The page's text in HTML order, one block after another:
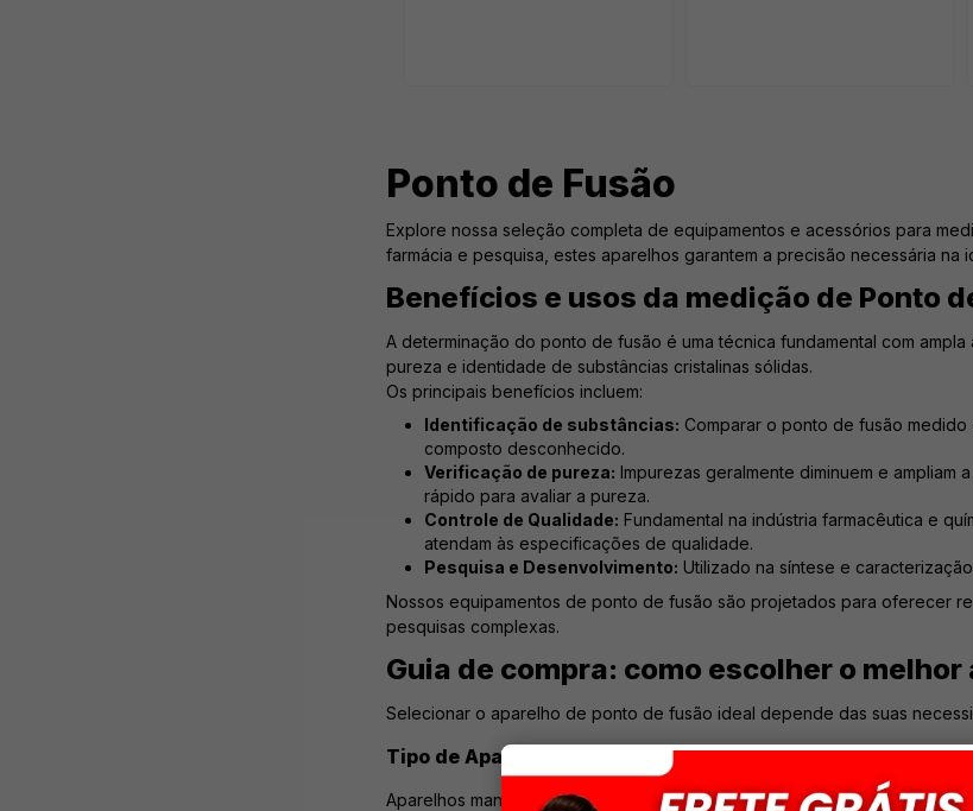
Ponto de Fusão
Explore nossa seleção completa de equipamentos e acessórios para
farmácia e pesquisa, estes aparelhos garantem a precisão necessária
Benefícios e usos da medição de Ponto
A determinação do ponto de fusão é uma técnica fundamental com
pureza e identidade de substâncias cristalinas sólidas.
Os principais benefícios incluem:
Identificação de substâncias: Comparar o ponto de fusão
composto desconhecido.
Verificação de pureza: Impurezas geralmente diminuem e ampliam
rápido para avaliar a pureza.
Controle de Qualidade: Fundamental na indústria farmacêutica e
atendam às especificações de qualidade.
Pesquisa e Desenvolvimento: Utilizado na síntese e
Nossos equipamentos de ponto de fusão são projetados para oferecer
pesquisas complexas.
Guia de compra: como escolher o melhor
Selecionar o aparelho de ponto de fusão ideal depende das suas
Tipo de Aparelho: Manual vs. Automático
Aparelhos manuais são mais simples e econômicos, exigindo